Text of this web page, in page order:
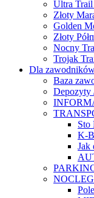
Ultra
Złoty
Golden
Złoty
Nocny
Trojak
Dla
Baza
Depozyty
Sto
K-
Jak